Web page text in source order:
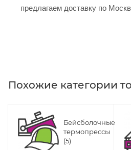
предлагаем доставку по
Похожие категории
Бейсболочные
термопрессы
(5)